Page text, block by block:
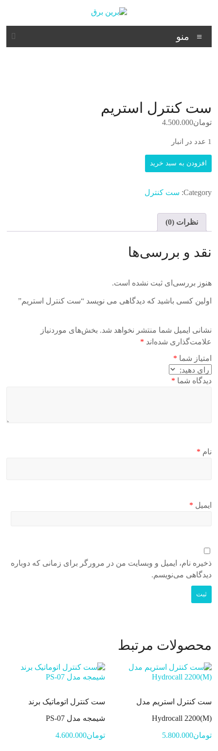
محتوا
برین
برق
منو
ست کنترل استریم
تومان4.500.000
1 عدد در انبار
ست
کنترل
افزودن به سبد خرید
Category: ست کنترل
نظرات (0)
نقد و بررسی‌ها
هنوز بررسی‌ای ثبت نشده است.
اولین کسی باشید که دیدگاهی می نویسد “ست کنترل استریم”
نشانی ایمیل شما منتشر نخواهد شد. بخش‌های موردنیاز
علامت‌گذاری شده‌اند *
امتیاز شما *
دیدگاه شما *
نام *
ایمیل *
ذخیره نام، ایمیل و وبسایت من در مرورگر برای زمانی که دوباره
دیدگاهی می‌نویسم.
محصولات مرتبط
ست کنترل استریم مدل
Hydrocall 2200(M)
تومان5.800.000
ست کنترل اتوماتیک برند
شیمجه مدل PS-07
تومان4.600.000